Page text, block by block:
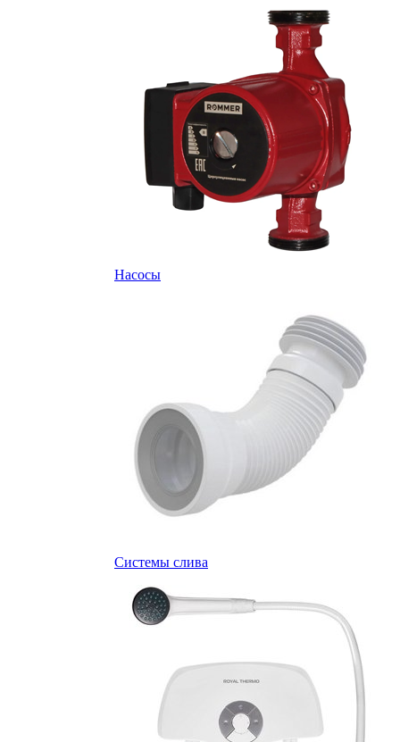
Насосы
Системы слива